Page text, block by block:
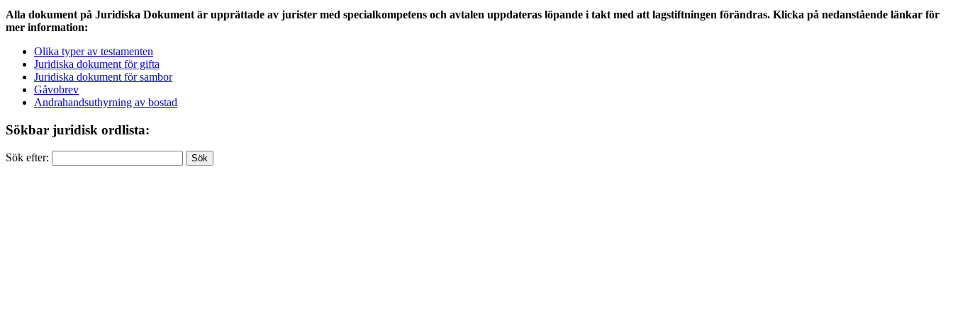
Alla dokument på Juridiska Dokument är upprättade av jurister med specialkompetens och avtalen uppdateras löpande i takt med att lagstiftningen förändras. Klicka på nedanstående länkar för
mer information:
Olika typer av testamenten
Juridiska dokument för gifta
Juridiska dokument för sambor
Gåvobrev
Andrahandsuthyrning av bostad
Sökbar juridisk ordlista:
Sök efter: